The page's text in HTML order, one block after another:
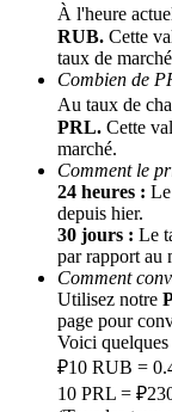
Parrainage
Invitez un ami
Deposit CASHCAT
Deposit
À l'heure
RUB. Cette
taux de
Combien de
Au taux de
PRL. Cette
marché.
Comment le
24 heures :
depuis hier.
30 jours : Le
par rapport au
Comment
Utilisez notre
page pour
Voici quelques
₽10 RUB =
10 PRL =